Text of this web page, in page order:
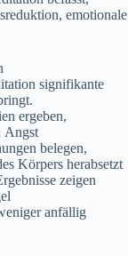
emotionale
signifikante
ergeben,
Angst
belegen,
Körpers herabsetzt
zeigen
anfällig